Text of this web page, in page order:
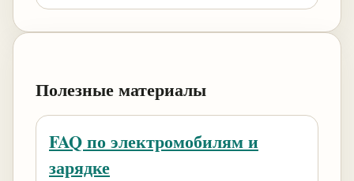
Полезные материалы
FAQ по электромобилям и
зарядке